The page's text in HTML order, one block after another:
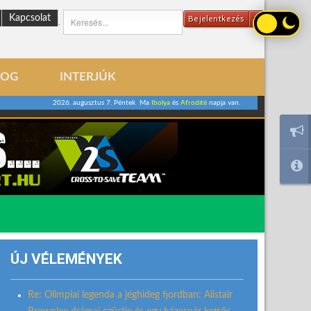
Bejelentkezés
Kapcsolat
INTERJÚK
2026. augusztus 7. Péntek Ma Ibolyaés Afroditénapja van.
ÚJ VÉLEMÉNYEK
Re: Olimpiai legenda a jéghideg fjordban: Alistair